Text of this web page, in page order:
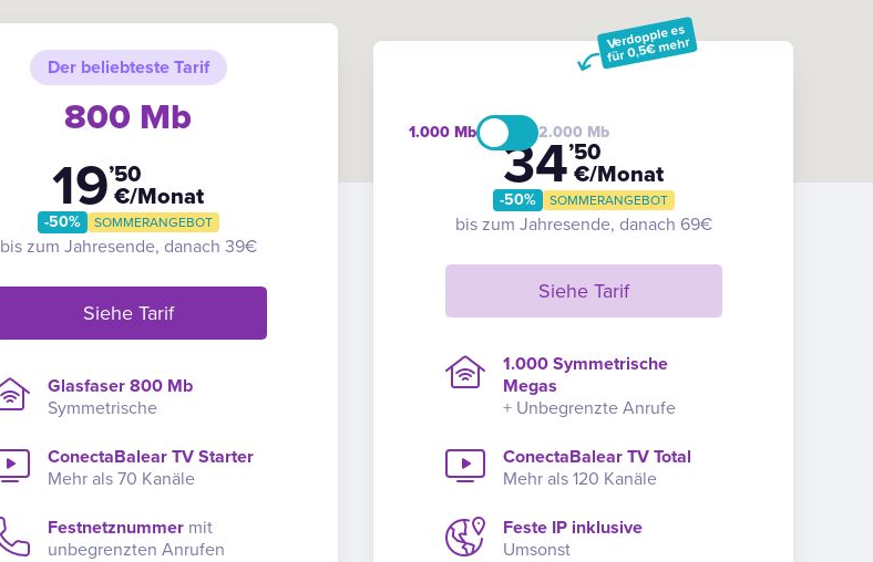
Der beliebteste Tarif
800 Mb
19’50
€/Monat
-50% SOMMERANGEBOT
bis zum Jahresende, danach 39€
Siehe Tarif
Glasfaser 800 Mb
Symmetrische
ConectaBalear TV Starter
Mehr als 70 Kanäle
Festnetznummermit
unbegrenzten Anrufen
1.000 2.000
Verdopple es
für 0,5€ mehr
34’50
€/Monat
-50% SOMMERANGEBOT
bis zum Jahresende, danach 69€
Siehe Tarif
1.000 Symmetrische
Megas
+ Unbegrenzte Anrufe
ConectaBalear TV Total
Mehr als 120 Kanäle
Feste IP inklusive
Umsonst